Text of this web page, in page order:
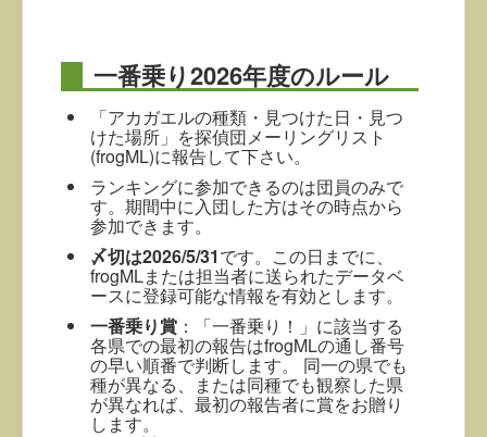
一番乗り2026年度のルール
「アカガエルの種類・見つけた日・見つ
けた場所」を探偵団メーリングリスト
(frogML)に報告して下さい。
ランキングに参加できるのは団員のみで
す。期間中に入団した方はその時点から
参加できます。
〆切は2026/5/31です。この日までに、
frogMLまたは担当者に送られたデータベ
ースに登録可能な情報を有効とします。
一番乗り賞 ：「一番乗り！」に該当する
各県での最初の報告はfrogMLの通し番号
の早い順番で判断します。 同一の県でも
種が異なる、または同種でも観察した県
が異なれば、最初の報告者に賞をお贈り
します。